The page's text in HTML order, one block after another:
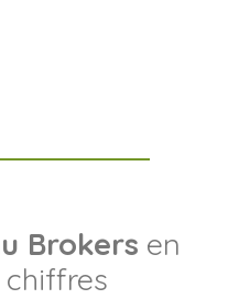
Brokers en
chiffres